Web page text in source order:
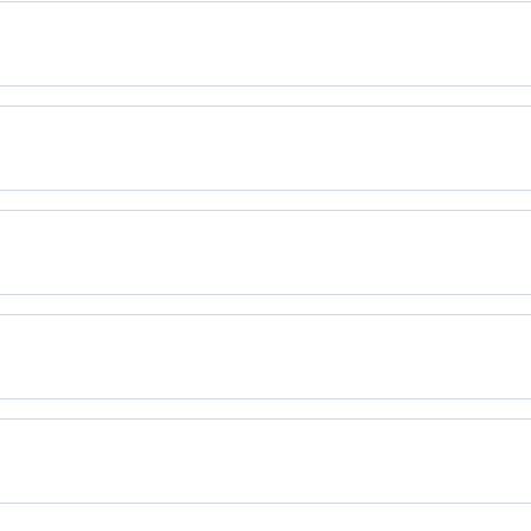
dried fruits
w niskich temperaturach. Bez dodatku cukru,
zawiera dodatku cukru, a jego słodycz wynika wyłącznie z
w suchym miejscu, w temperaturze pokojowej, z dala od